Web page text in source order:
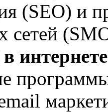
(SEO) и
сетей
интернете